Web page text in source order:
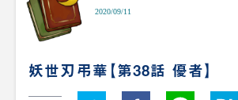
2020/09/11
妖世刃弔華【第38話 優者】